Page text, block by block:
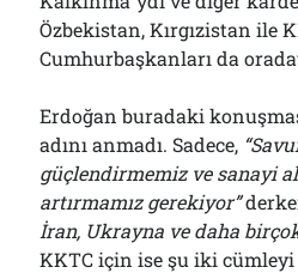
Özbekistan, Kırgızistan ile
Cumhurbaşkanları da
Erdoğan buradaki
adını anmadı. Sadece,
güçlendirmemiz ve sanayi
artırmamız gerekiyor”
İran, Ukrayna ve daha
KKTC için ise şu iki